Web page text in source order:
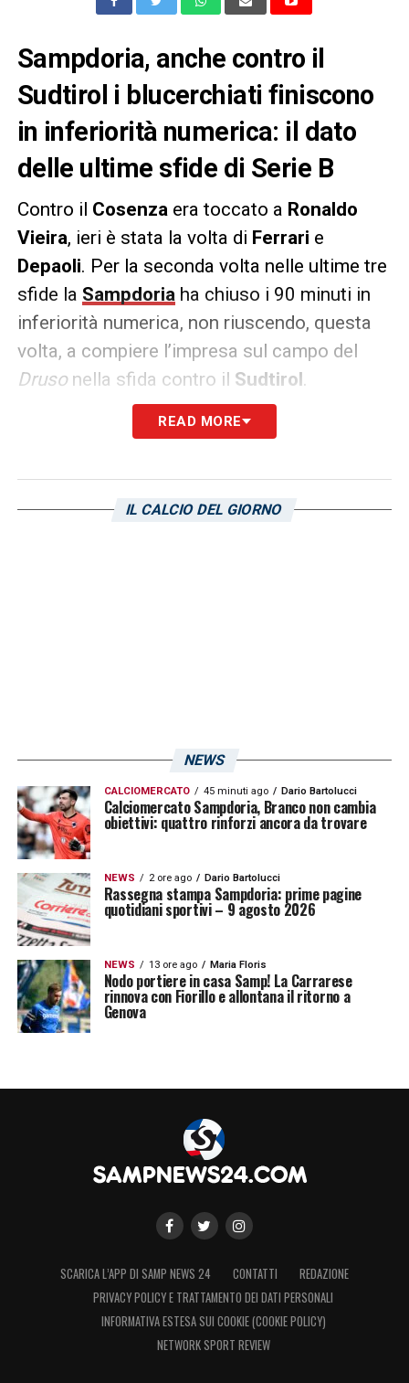
Sampdoria, anche contro il
Sudtirol i blucerchiati finiscono
in inferiorità numerica: il dato
delle ultime sfide di Serie B
Contro il Cosenzaera toccato a Ronaldo
Vieira, ieri è stata la volta di Ferrari e
Depaoli. Per la seconda volta nelle ultime tre
sfide la Sampdoriaha chiuso i 90 minuti in
inferiorità numerica, non riuscendo, questa
volta, a compiere l’impresa sul campo del
Drusonella sfida contro il Sudtirol.
Il Secolo XIX
squadra in inferiorità numerica, con l’errore di
Depaoli, ieri capitano, che ha complicato
READ MORE
IL CALCIO DEL GIORNO
NEWS
CALCIOMERCATO 45 minuti ago Dario Bartolucci
Calciomercato Sampdoria, Branco non cambia
obiettivi: quattro rinforzi ancora da trovare
NEWS 2 ore ago Dario Bartolucci
Rassegna stampa Sampdoria: prime pagine
quotidiani sportivi – 9 agosto 2026
NEWS 13 ore ago Maria Floris
Nodo portiere in casa Samp! La Carrarese
rinnova con Fiorillo e allontana il ritorno a
Genova
SCARICA L’APP DI SAMP NEWS 24 CONTATTI
REDAZIONE
PRIVACY POLICY E TRATTAMENTO DEI DATI PERSONALI
INFORMATIVA ESTESA SUI COOKIE (COOKIE POLICY)
NETWORK SPORT REVIEW